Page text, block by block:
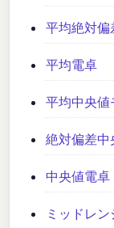
平均絶対
平均電卓
平均中央
絶対偏差中
中央値電卓
ミッドレ